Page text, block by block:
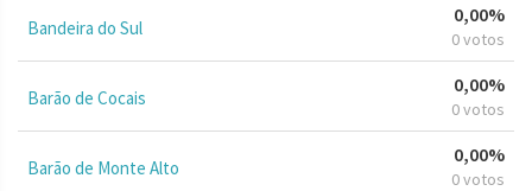
Bandeira do Sul
0,00%
0 votos
Barão de Cocais
0,00%
0 votos
Barão de Monte Alto
0,00%
0 votos